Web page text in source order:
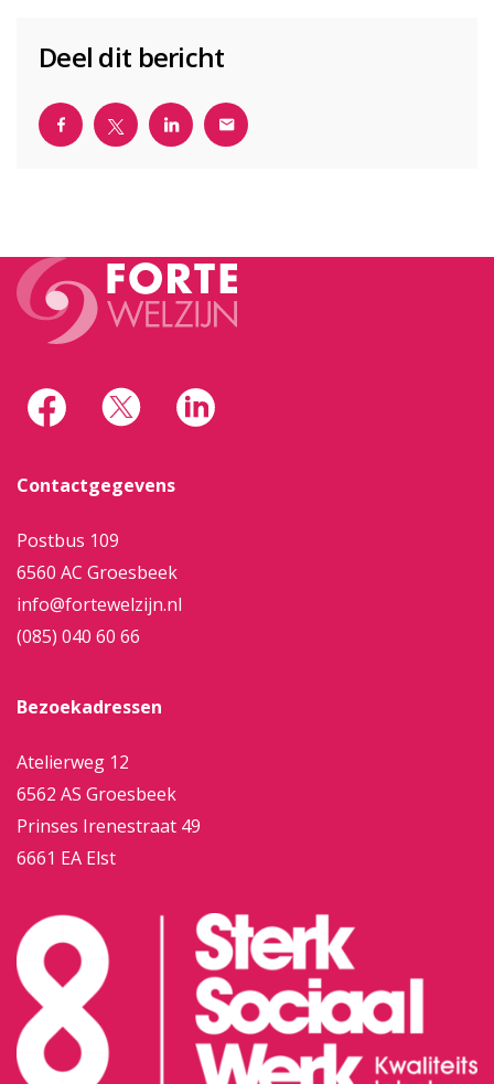
Deel dit bericht
Contactgegevens
Postbus 109
6560 AC Groesbeek
info@fortewelzijn.nl
(085) 040 60 66
Bezoekadressen
Atelierweg 12
6562 AS Groesbeek
Prinses Irenestraat 49
6661 EA Elst